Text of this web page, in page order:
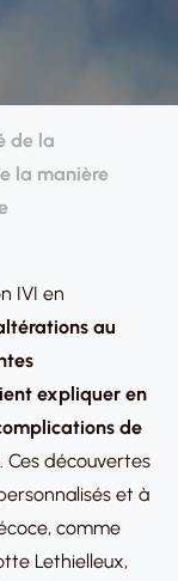
de la
la manière
IVI en
au
expliquer en
de
. Ces découvertes
et à
comme
Lethielleux,